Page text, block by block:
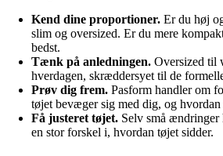
Kend dine proportioner. Er du høj
slim og oversized. Er du mere
bedst.
Tænk på anledningen. Oversized til
hverdagen, skræddersyet til de
Prøv dig frem. Pasform handler om
tøjet bevæger sig med dig, og
Få justeret tøjet. Selv små ændringer
en stor forskel i, hvordan tøjet sidder.